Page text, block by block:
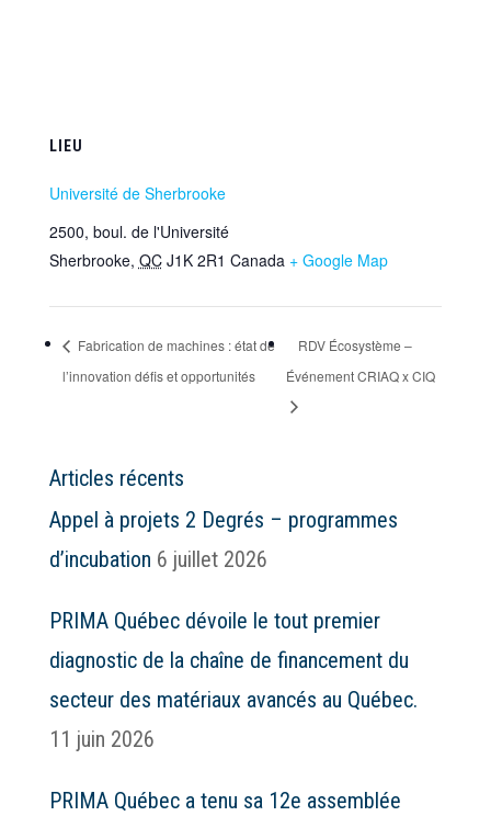
LIEU
Université de Sherbrooke
2500, boul. de l'Université
Sherbrooke, QC J1K 2R1 Canada + Google Map
Fabrication de machines : état de
l’innovation défis et opportunités
RDV Écosystème –
Événement CRIAQ x CIQ
Articles récents
Appel à projets 2 Degrés – programmes
d’incubation 6 juillet 2026
PRIMA Québec dévoile le tout premier
diagnostic de la chaîne de financement du
secteur des matériaux avancés au Québec.
11 juin 2026
PRIMA Québec a tenu sa 12e assemblée